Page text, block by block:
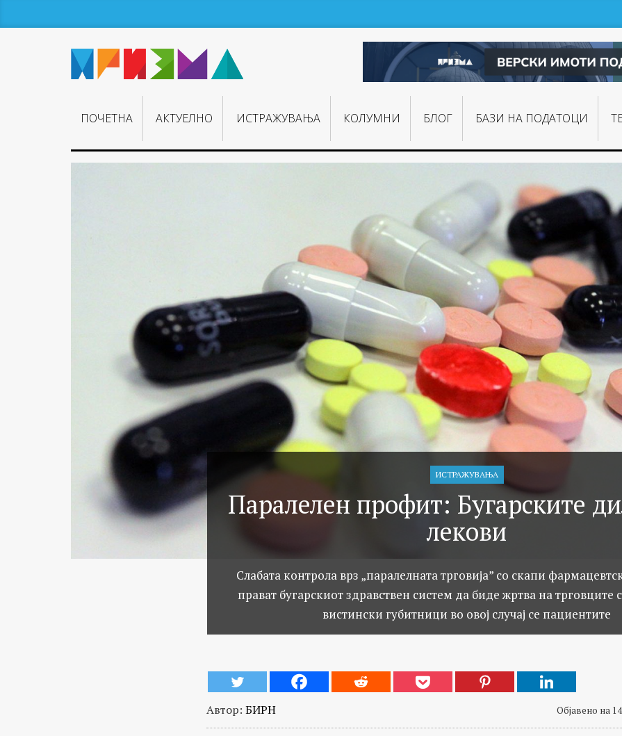
ПОЧЕТНА АКТУЕЛНО ИСТРАЖУВАЊA КОЛУМНИ БЛОГ БАЗИ НА ПОДАТОЦИ
ИСТРАЖУВАЊA
Паралелен профит: Бугарските
лекови
Слабата контрола врз „паралелната трговија” со скапи
прават бугарскиот здравствен систем да биде жртва на трговците
вистински губитници во овој случај се пациентите
Автор: БИРН Објавено на